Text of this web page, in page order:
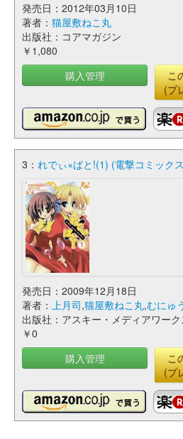
発売日：2012年03月10日
著者： 猫屋敷ねこ丸
出版社：コアマガジン
￥1,080
購入管理
こ
(プ
3： れでぃ×ばと!(1) (電撃コミック
発売日：2009年12月18日
著者： 上月司,猫屋敷ねこ丸,むにゅ
出版社：アスキー・メディアワーク
￥0
購入管理
こ
(プ